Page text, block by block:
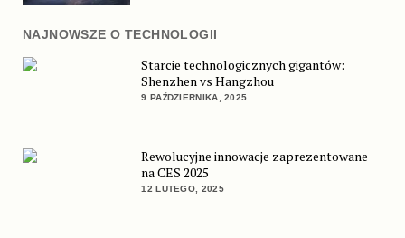
NAJNOWSZE O TECHNOLOGII
Starcie technologicznych gigantów:
Shenzhen vs Hangzhou
9 PAŹDZIERNIKA, 2025
Rewolucyjne innowacje zaprezentowane
na CES 2025
12 LUTEGO, 2025